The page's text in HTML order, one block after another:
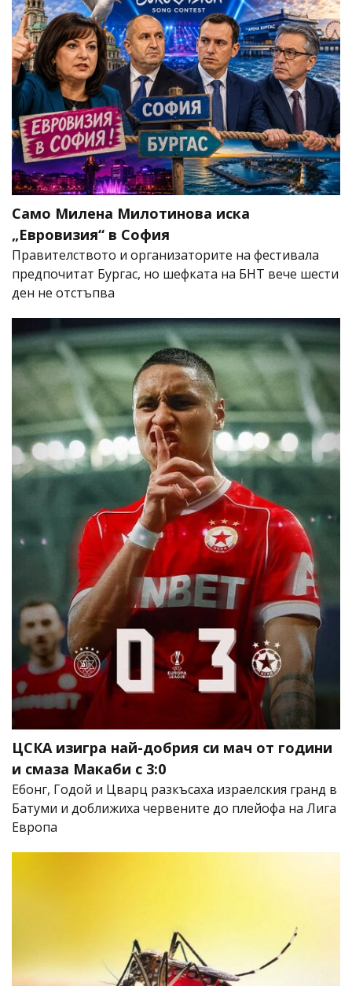
Само Милена Милотинова иска
„Евровизия“ в София
Правителството и организаторите на фестивала
предпочитат Бургас, но шефката на БНТ вече шести
ден не отстъпва
ЦСКА изигра най-добрия си мач от години
и смаза Макаби с 3:0
Ебонг, Годой и Цварц разкъсаха израелския гранд в
Батуми и доближиха червените до плейофа на Лига
Европа